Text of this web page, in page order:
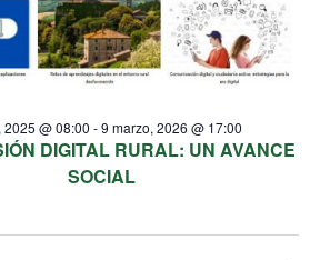
DIGITAL RURAL: UN AVANCE
SOCIAL
2025 @ 08:00 -9 marzo, 2026 @ 17:00